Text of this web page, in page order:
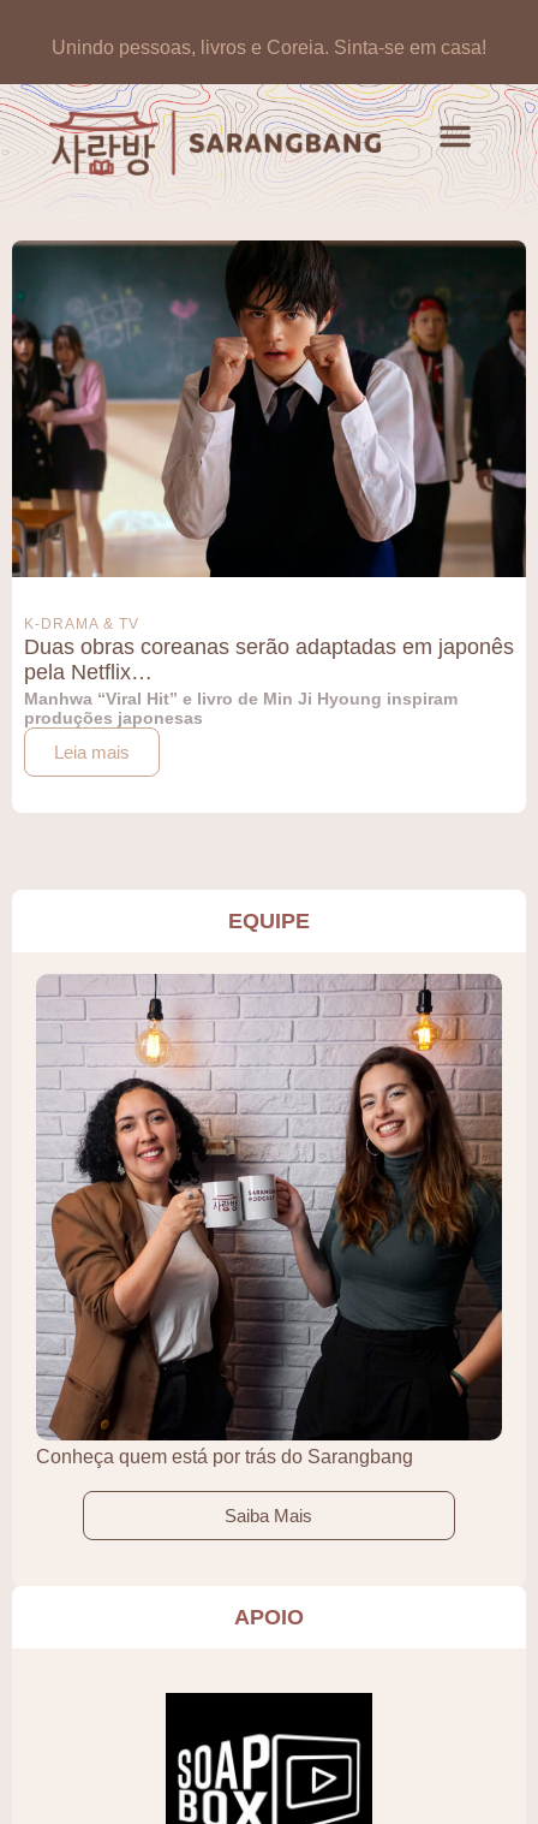
Unindo pessoas, livros e Coreia. Sinta-se em casa!
K-DRAMA & TV
Duas obras coreanas serão adaptadas em japonês
pela Netflix…
Manhwa “Viral Hit” e livro de Min Ji Hyoung inspiram
produções japonesas
Leia mais
EQUIPE
Conheça quem está por trás do Sarangbang
Saiba Mais
APOIO